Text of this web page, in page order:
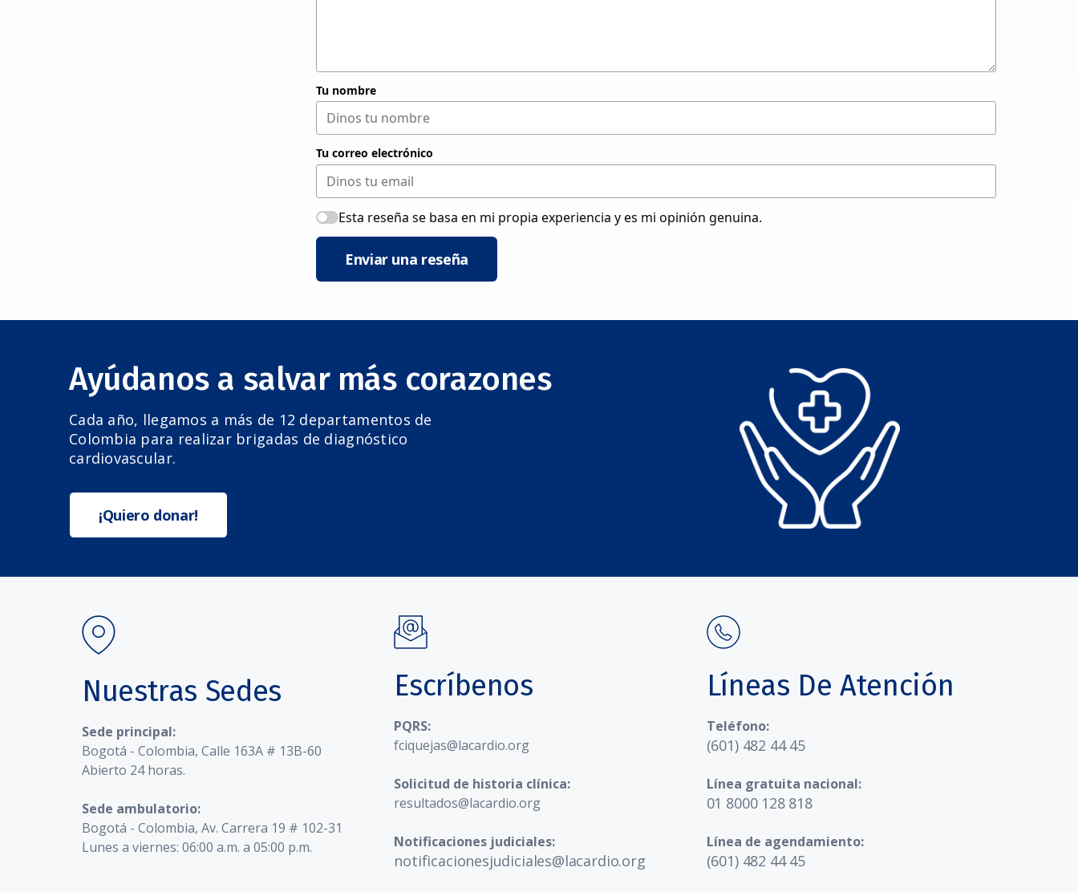
Tu nombre
Tu correo electrónico
Esta reseña se basa en mi propia experiencia y es mi opinión genuina.
Enviar una reseña
Ayúdanos a salvar más corazones
Cada año, llegamos a más de 12 departamentos de
Colombia para realizar brigadas de diagnóstico
cardiovascular.
¡Quiero donar!
Nuestras Sedes
Sede principal:
Bogotá - Colombia, Calle 163A # 13B-60
Abierto 24 horas.
Sede ambulatorio:
Bogotá - Colombia, Av. Carrera 19 # 102-31
Lunes a viernes: 06:00 a.m. a 05:00 p.m.
Escríbenos
PQRS:
fciquejas@lacardio.org
Solicitud de historia clínica:
resultados@lacardio.org
Notificaciones judiciales:
notificacionesjudiciales@lacardio.org
Líneas De Atención
Teléfono:
(601) 482 44 45
Línea gratuita nacional:
01 8000 128 818
Línea de agendamiento:
(601) 482 44 45